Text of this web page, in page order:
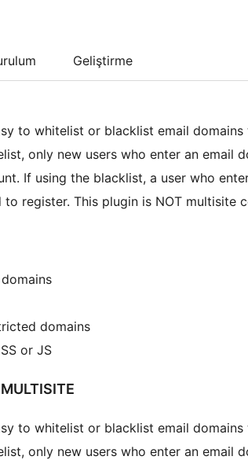
Geliştirme
to whitelist or blacklist email domains
only new users who enter an email
If using the blacklist, a user who
register. This plugin is NOT multisite
domains
or JS
to whitelist or blacklist email domains
only new users who enter an email